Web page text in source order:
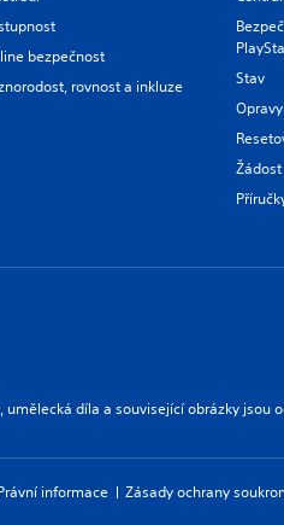
bezpečnost
rovnost a inkluze
Stav
díla a související obrázky
informace Zásady ochrany